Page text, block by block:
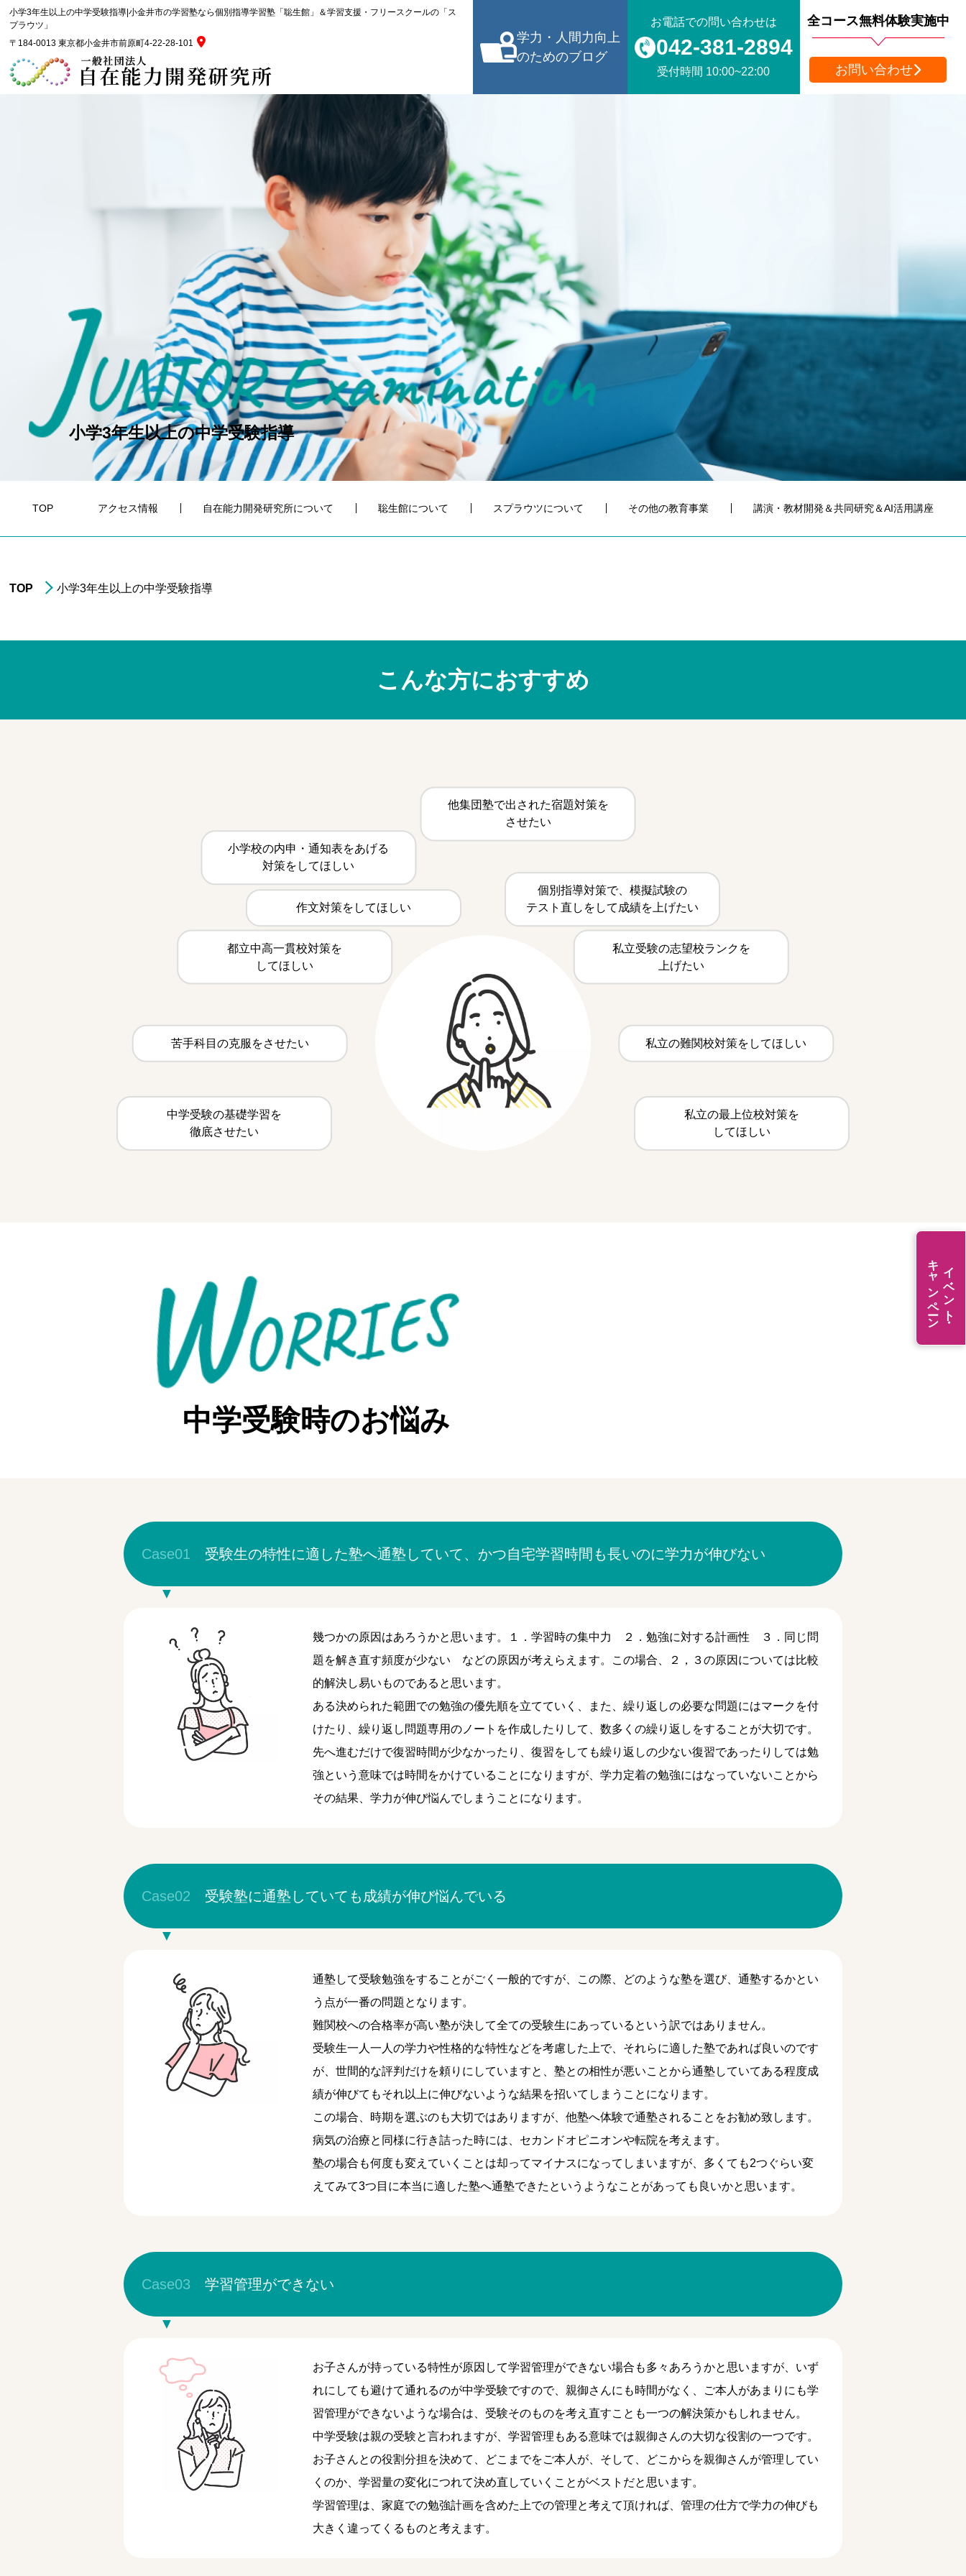
小学3年生以上の中学受験指導|小金井市の学習塾なら個別指導学習塾「聡生館」＆学習支援・フリースクールの「ス
プラウツ」
〒184-0013 東京都小金井市前原町4-22-28-101
学力・人間力向上
のためのブログ
お電話での問い合わせは
042-381-2894
受付時間 10:00~22:00
全コース無料体験実施中
お問い合わせ
イベント・
キャンペーン
JUNIOR Examination
小学3年生以上の中学受験指導
TOP アクセス情報 自在能力開発研究所について 聡生館について スプラウツについて その他の教育事業 講演・教材開発＆共同研究＆AI活用講座
TOP 小学3年生以上の中学受験指導
こんな方におすすめ
中学受験の基礎学習を
徹底させたい
苦手科目の克服をさせたい
都立中高一貫校対策を
してほしい
作文対策をしてほしい
小学校の内申・通知表をあげる
対策をしてほしい
他集団塾で出された宿題対策を
させたい
個別指導対策で、模擬試験の
テスト直しをして成績を上げたい
私立受験の志望校ランクを
上げたい
私立の難関校対策をしてほしい
私立の最上位校対策を
してほしい
W
O
R
R
I
ES
中学受験時のお悩み
Case01 受験生の特性に適した塾へ通塾していて、かつ自宅学習時間も長いのに学力が伸びない
幾つかの原因はあろうかと思います。１．学習時の集中力 ２．勉強に対する計画性 ３．同じ問
題を解き直す頻度が少ない などの原因が考えらえます。この場合、２，３の原因については比較
的解決し易いものであると思います。
ある決められた範囲での勉強の優先順を立てていく、また、繰り返しの必要な問題にはマークを付
けたり、繰り返し問題専用のノートを作成したりして、数多くの繰り返しをすることが大切です。
先へ進むだけで復習時間が少なかったり、復習をしても繰り返しの少ない復習であったりしては勉
強という意味では時間をかけていることになりますが、学力定着の勉強にはなっていないことから
その結果、学力が伸び悩んでしまうことになります。
Case02 受験塾に通塾していても成績が伸び悩んでいる
通塾して受験勉強をすることがごく一般的ですが、この際、どのような塾を選び、通塾するかとい
う点が一番の問題となります。
難関校への合格率が高い塾が決して全ての受験生にあっているという訳ではありません。
受験生一人一人の学力や性格的な特性などを考慮した上で、それらに適した塾であれば良いのです
が、世間的な評判だけを頼りにしていますと、塾との相性が悪いことから通塾していてある程度成
績が伸びてもそれ以上に伸びないような結果を招いてしまうことになります。
この場合、時期を選ぶのも大切ではありますが、他塾へ体験で通塾されることをお勧め致します。
病気の治療と同様に行き詰った時には、セカンドオピニオンや転院を考えます。
塾の場合も何度も変えていくことは却ってマイナスになってしまいますが、多くても2つぐらい変
えてみて3つ目に本当に適した塾へ通塾できたというようなことがあっても良いかと思います。
Case03 学習管理ができない
お子さんが持っている特性が原因して学習管理ができない場合も多々あろうかと思いますが、いず
れにしても避けて通れるのが中学受験ですので、親御さんにも時間がなく、ご本人があまりにも学
習管理ができないような場合は、受験そのものを考え直すことも一つの解決策かもしれません。
中学受験は親の受験と言われますが、学習管理もある意味では親御さんの大切な役割の一つです。
お子さんとの役割分担を決めて、どこまでをご本人が、そして、どこからを親御さんが管理してい
くのか、学習量の変化につれて決め直していくことがベストだと思います。
学習管理は、家庭での勉強計画を含めた上での管理と考えて頂ければ、管理の仕方で学力の伸びも
大きく違ってくるものと考えます。